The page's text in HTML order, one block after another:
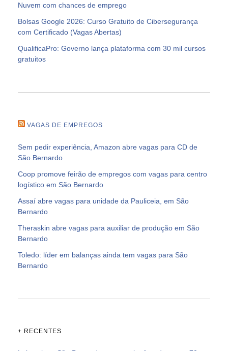
Nuvem com chances de emprego
Bolsas Google 2026: Curso Gratuito de Cibersegurança
com Certificado (Vagas Abertas)
QualificaPro: Governo lança plataforma com 30 mil cursos
gratuitos
VAGAS DE EMPREGOS
Sem pedir experiência, Amazon abre vagas para CD de
São Bernardo
Coop promove feirão de empregos com vagas para centro
logístico em São Bernardo
Assaí abre vagas para unidade da Pauliceia, em São
Bernardo
Theraskin abre vagas para auxiliar de produção em São
Bernardo
Toledo: líder em balanças ainda tem vagas para São
Bernardo
+ RECENTES